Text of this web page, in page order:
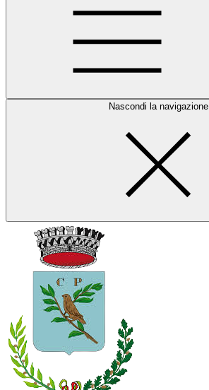
Nascondi la navigazione